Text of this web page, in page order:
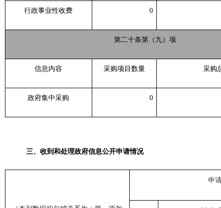
行政事业性收费 0
第二十条第（九）项
信息内容 采购项目数量 采购
政府集中采购 0
三、收到和处理政府信息公开申请情况
申